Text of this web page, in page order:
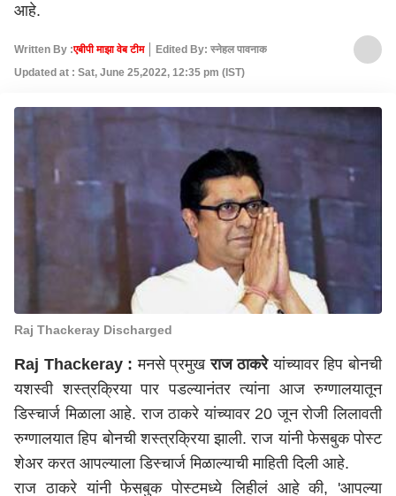
आहे.
Written By :एबीपी माझा वेब टीम
Edited By: स्नेहल पावनाक
Updated at : Sat, June 25,2022, 12:35 pm (IST)
Raj Thackeray Discharged
Raj Thackeray: मनसे प्रमुखराज ठाकरेयांच्यावर हिप बोनची
यशस्वी शस्त्रक्रिया पार पडल्यानंतर त्यांना आज रुग्णालयातून
डिस्चार्ज मिळाला आहे. राज ठाकरे यांच्यावर 20 जून रोजी लिलावती
रुग्णालयात हिप बोनची शस्त्रक्रिया झाली. राज यांनी फेसबुक पोस्ट
शेअर करत आपल्याला डिस्चार्ज मिळाल्याची माहिती दिली आहे.
राज ठाकरे यांनी फेसबुक पोस्टमध्ये लिहीलं आहे की, 'आपल्या